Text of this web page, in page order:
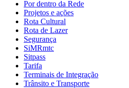
Por dentro da Rede
Projetos e ações
Rota Cultural
Rota de Lazer
Segurança
SiMRmtc
Sitpass
Tarifa
Terminais de Integração
Trânsito e Transporte